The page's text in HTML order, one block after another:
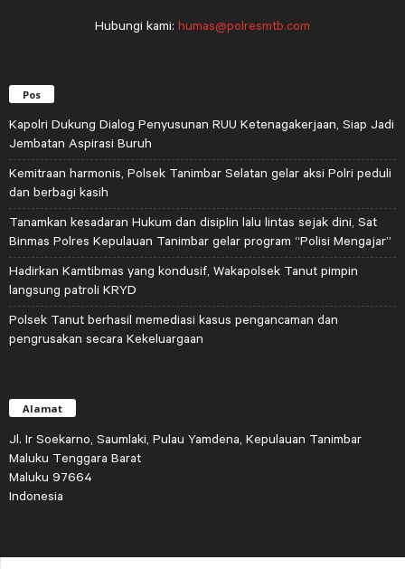
Hubungi kami: humas@polresmtb.com
Pos
Kapolri Dukung Dialog Penyusunan RUU Ketenagakerjaan, Siap Jadi
Jembatan Aspirasi Buruh
Kemitraan harmonis, Polsek Tanimbar Selatan gelar aksi Polri peduli
dan berbagi kasih
Tanamkan kesadaran Hukum dan disiplin lalu lintas sejak dini, Sat
Binmas Polres Kepulauan Tanimbar gelar program “Polisi Mengajar”
Hadirkan Kamtibmas yang kondusif, Wakapolsek Tanut pimpin
langsung patroli KRYD
Polsek Tanut berhasil memediasi kasus pengancaman dan
pengrusakan secara Kekeluargaan
Alamat
Jl. Ir Soekarno, Saumlaki, Pulau Yamdena, Kepulauan Tanimbar
Maluku Tenggara Barat
Maluku 97664
Indonesia